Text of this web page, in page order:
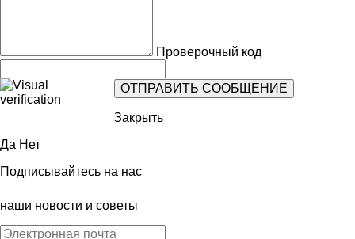
Проверочный код
Закрыть
Да Нет
Подписывайтесь на нас
наши новости и советы